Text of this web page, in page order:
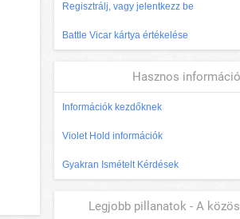
Regisztrálj, vagy jelentkezz be
Battle Vicar kártya értékelése
Hasznos
Információk kezdőknek
Violet Hold információk
Gyakran Ismételt Kérdések
Legjobb pillanatok - A